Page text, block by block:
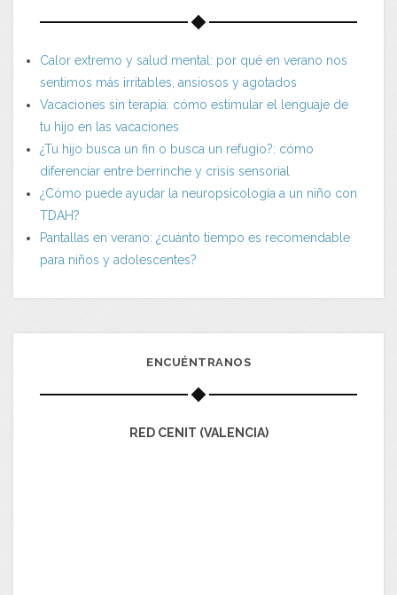
Calor extremo y salud mental: por qué en verano nos
sentimos más irritables, ansiosos y agotados
Vacaciones sin terapia: cómo estimular el lenguaje de
tu hijo en las vacaciones
¿Tu hijo busca un fin o busca un refugio?: cómo
diferenciar entre berrinche y crisis sensorial
¿Cómo puede ayudar la neuropsicología a un niño con
TDAH?
Pantallas en verano: ¿cuánto tiempo es recomendable
para niños y adolescentes?
ENCUÉNTRANOS
RED CENIT (VALENCIA)